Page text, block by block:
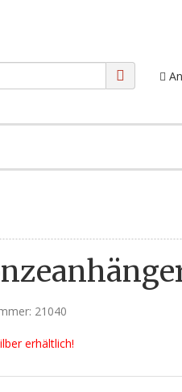
21040
erhältlich!